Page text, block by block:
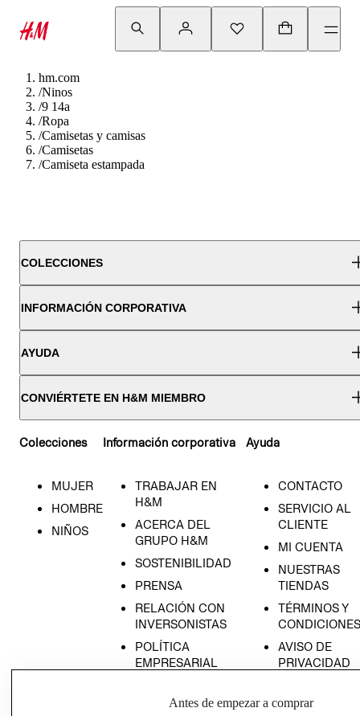
hm.com
/Ninos
/9 14a
/Ropa
/Camisetas y camisas
/Camisetas
/Camiseta estampada
COLECCIONES
INFORMACIÓN CORPORATIVA
AYUDA
CONVIÉRTETE EN H&M MIEMBRO
Colecciones
MUJER
HOMBRE
NIÑOS
Información corporativa
TRABAJAR EN
H&M
ACERCA DEL
GRUPO H&M
SOSTENIBILIDAD
PRENSA
RELACIÓN CON
INVERSONISTAS
POLÍTICA
EMPRESARIAL
Ayuda
CONTACTO
SERVICIO AL
CLIENTE
MI CUENTA
NUESTRAS
TIENDAS
TÉRMINOS Y
CONDICIONES
AVISO DE
PRIVACIDAD
AVISO DE
Antes de empezar a comprar